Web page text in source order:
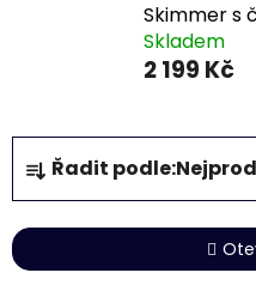
Skimmer s
Skladem
2 199 Kč
Ř
a
z
e
n
Řadit podle: